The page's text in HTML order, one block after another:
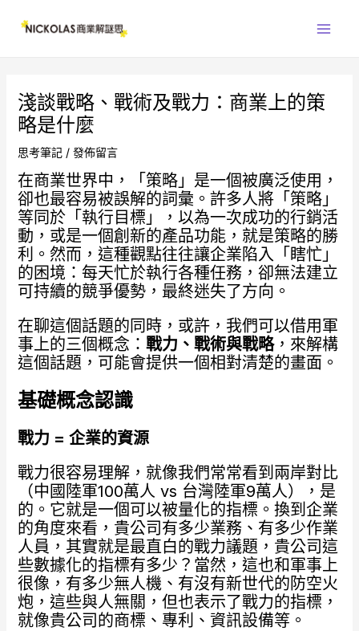
淺談戰略、戰術及戰力：商業上的策
略是什麼
思考筆記/ 發佈留言
在商業世界中，「策略」是一個被廣泛使用，
卻也最容易被誤解的詞彙。許多人將「策略」
等同於「執行目標」，以為一次成功的行銷活
動，或是一個創新的產品功能，就是策略的勝
利。然而，這種觀點往往讓企業陷入「瞎忙」
的困境：每天忙於執行各種任務，卻無法建立
可持續的競爭優勢，最終迷失了方向。
在聊這個話題的同時，或許，我們可以借用軍
事上的三個概念： 戰力、戰術與戰略，來解構
這個話題，可能會提供一個相對清楚的畫面。
基礎概念認識
戰力 = 企業的資源
戰力很容易理解，就像我們常常看到兩岸對比
（中國陸軍100萬人 vs 台灣陸軍9萬人），是
的。它就是一個可以被量化的指標。換到企業
的角度來看，貴公司有多少業務、有多少作業
人員，其實就是最直白的戰力議題，貴公司這
些數據化的指標有多少？當然，這也和軍事上
很像，有多少無人機、有沒有新世代的防空火
炮，這些與人無關，但也表示了戰力的指標，
就像貴公司的商標、專利、資訊設備等。